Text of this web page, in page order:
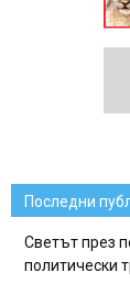
Последни
Светът през
политически